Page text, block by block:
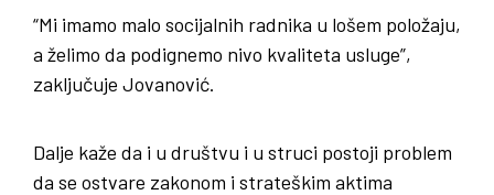
“Mi imamo malo socijalnih radnika u lošem položaju,
a želimo da podignemo nivo kvaliteta usluge”,
zaključuje Jovanović.
Dalje kaže da i u društvu i u struci postoji problem
da se ostvare zakonom i strateškim aktima